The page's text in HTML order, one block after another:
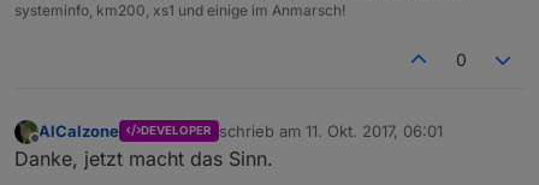
systeminfo, km200, xs1 und einige im Anmarsch!
0
Offline
AlCalzone DEVELOPER schrieb am 11. Okt. 2017, 06:01
zuletzt editiert von
Danke, jetzt macht das Sinn.